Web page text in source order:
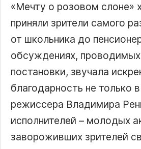
«Мечту о розовом слоне»
приняли зрители самого
от школьника до
обсуждениях, проводимых
постановки, звучала
благодарность не только
режиссера Владимира
исполнителей – молодых
завороживших зрителей